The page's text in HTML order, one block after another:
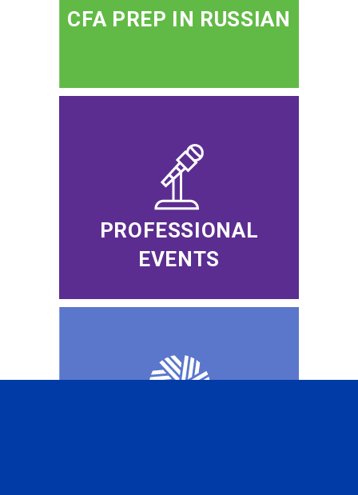
CFA PREP IN RUSSIAN
PROFESSIONAL
EVENTS